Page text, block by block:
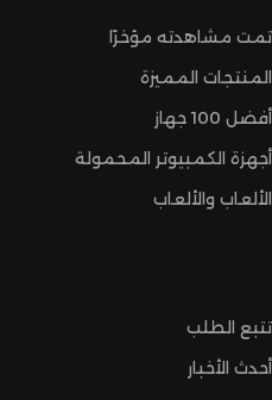
تمت مشاهدته مؤخرًا
المنتجات المميزة
أفضل 100 جهاز
أجهزة الكمبيوتر المحمولة
الألعاب والألعاب
تتبع الطلب
أحدث الأخبار